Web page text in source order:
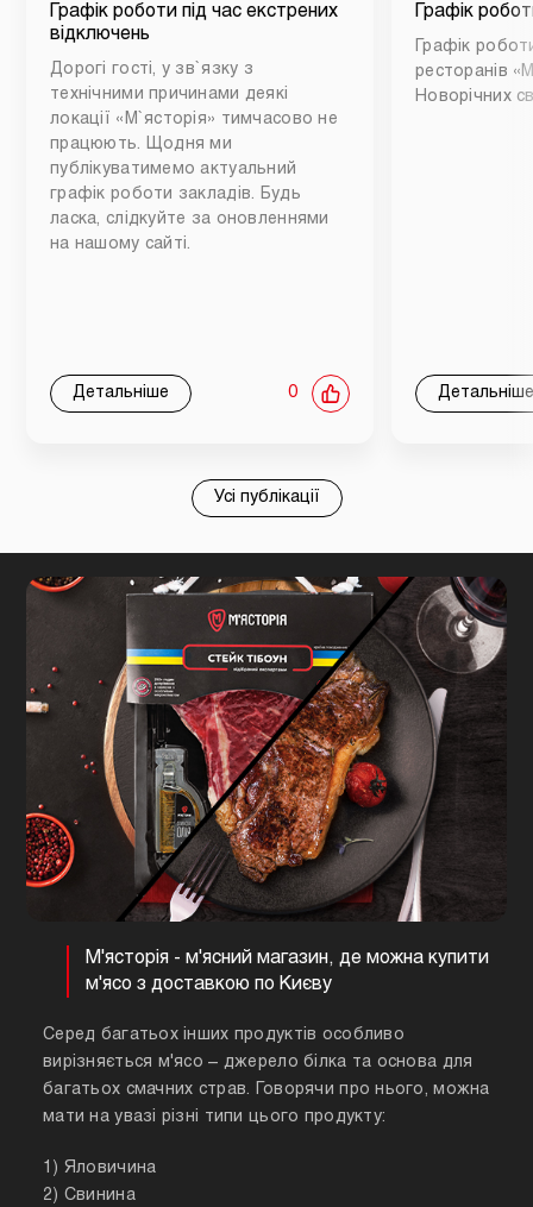
Графік роботи під час екстрених
відключень
Дорогі гості, у зв`язку з
технічними причинами деякі
локації «М`ясторія» тимчасово не
працюють. Щодня ми
публікуватимемо актуальний
графік роботи закладів. Будь
ласка, слідкуйте за оновленнями
на нашому сайті.
Детальніше 0
Графік
Графік
ресторанів
Новорічних
Детальніше
Усі публікації
М'ясторія - м'ясний магазин, де можна купити
м'ясо з доставкою по Києву
Серед багатьох інших продуктів особливо
вирізняється м'ясо – джерело білка та основа для
багатьох смачних страв. Говорячи про нього, можна
мати на увазі різні типи цього продукту:
1) Яловичина
2) Свинина